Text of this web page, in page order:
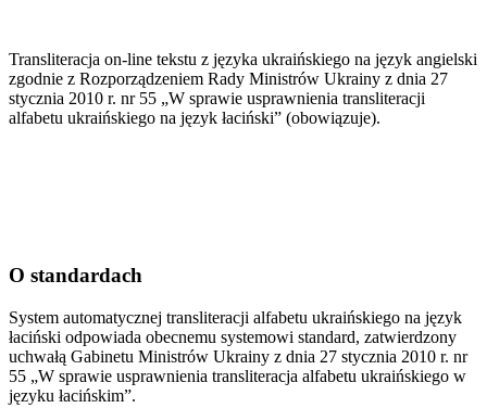
Transliteracja on-line tekstu z języka ukraińskiego na język angielski
zgodnie z Rozporządzeniem Rady Ministrów Ukrainy z dnia 27
stycznia 2010 r. nr 55 „W sprawie usprawnienia transliteracji
alfabetu ukraińskiego na język łaciński” (obowiązuje).
O standardach
System automatycznej transliteracji alfabetu ukraińskiego na język
łaciński odpowiada obecnemu systemowi standard, zatwierdzony
uchwałą Gabinetu Ministrów Ukrainy z dnia 27 stycznia 2010 r. nr
55 „W sprawie usprawnienia transliteracja alfabetu ukraińskiego w
języku łacińskim”.